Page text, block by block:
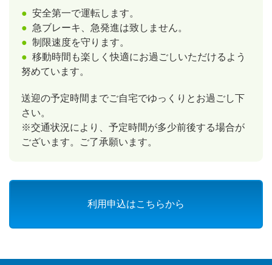
安全第一で運転します。
急ブレーキ、急発進は致しません。
制限速度を守ります。
移動時間も楽しく快適にお過ごしいただけるよう
努めています。
送迎の予定時間までご自宅でゆっくりとお過ごし下
さい。
※交通状況により、予定時間が多少前後する場合が
ございます。ご了承願います。
利用申込はこちらから